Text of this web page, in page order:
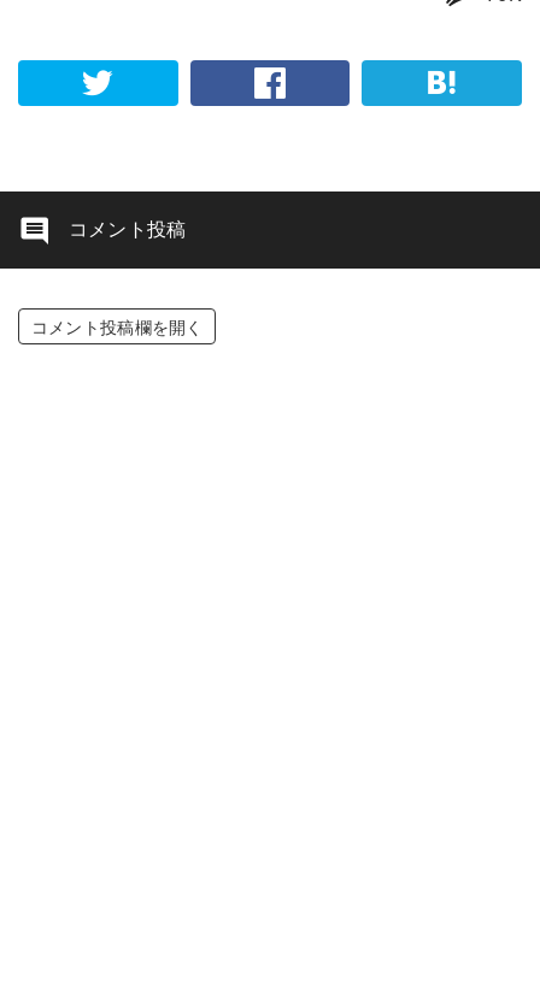
コメント投稿
コメント投稿欄を開く